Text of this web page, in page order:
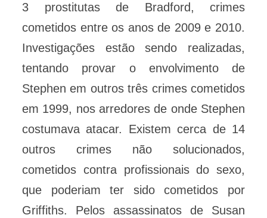
3 prostitutas de Bradford, crimes
cometidos entre os anos de 2009 e 2010.
Investigações estão sendo realizadas,
tentando provar o envolvimento de
Stephen em outros três crimes cometidos
em 1999, nos arredores de onde Stephen
costumava atacar. Existem cerca de 14
outros crimes não solucionados,
cometidos contra profissionais do sexo,
que poderiam ter sido cometidos por
Griffiths. Pelos assassinatos de Susan